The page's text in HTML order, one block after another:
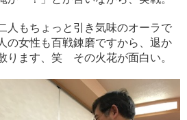
人もちょっと引き気味のオーラで
の女性も百戦錬磨ですから、退か
ります、笑 その火花が面白い。